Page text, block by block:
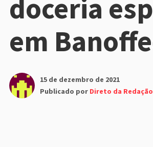
doceria
em
15 de dezembro de 2021
Publicado por Direto da Redação